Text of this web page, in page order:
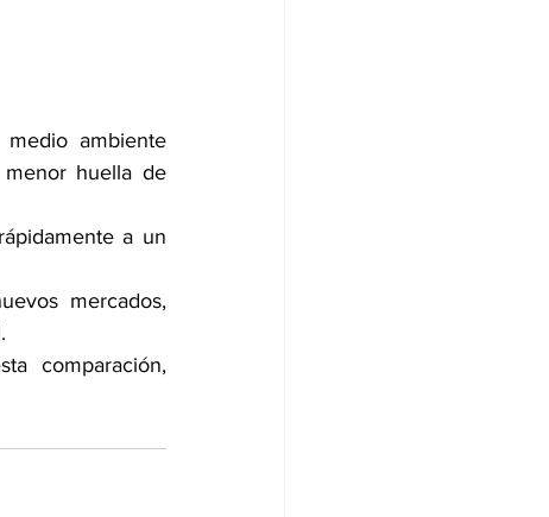
ambiente
huella de
a un
mercados,
comparación,